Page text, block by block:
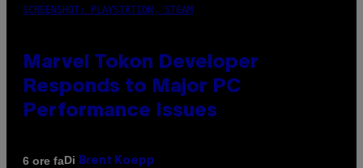
SCREENSHOT: PLAYSTATION, STEAM
Marvel Tokon Developer
Responds to Major PC
Performance Issues
6 ore faDi Brent Koepp